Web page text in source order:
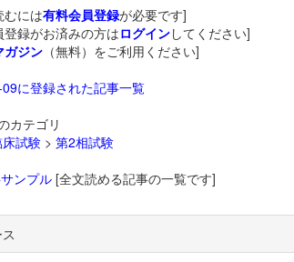
むには有料会員登録が必要です]
登録がお済みの方はログインしてください]
ガジン（無料）をご利用ください]
に登録された記事一覧
カテゴリ
試験> 第2相試験
ンプル[全文読める記事の一覧です]